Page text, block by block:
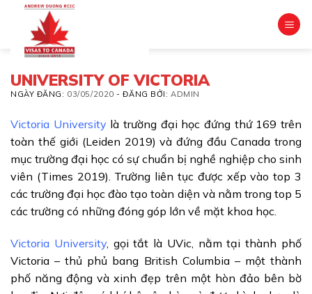
content
UNIVERSITY OF VICTORIA
NGÀY ĐĂNG: 03/05/2020 -ĐĂNG BỞI:ADMIN
Victoria University là trường đại học đứng thứ 169 trên
toàn thế giới (Leiden 2019) và đứng đầu Canada trong
mục trường đại học có sự chuẩn bị nghề nghiệp cho sinh
viên (Times 2019). Trường liên tục được xếp vào top 3
các trường đại học đào tạo toàn diện và nằm trong top 5
các trường có những đóng góp lớn về mặt khoa học.
Victoria University, gọi tắt là UVic, nằm tại thành phố
Victoria – thủ phủ bang British Columbia – một thành
phố năng động và xinh đẹp trên một hòn đảo bên bờ